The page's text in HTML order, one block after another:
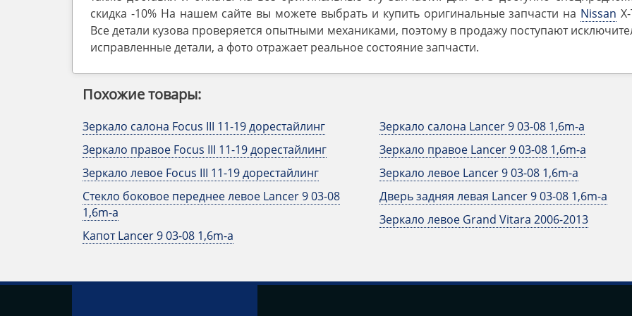
скидка -10% На нашем сайте вы можете выбрать и купить оригинальные запчасти на Nissan
Все детали кузова проверяется опытными механиками, поэтому в продажу поступают
исправленные детали, а фото отражает реальное состояние запчасти.
Похожие товары:
Зеркало салона Focus III 11-19 дорестайлинг
Зеркало правое Focus III 11-19 дорестайлинг
Зеркало левое Focus III 11-19 дорестайлинг
Стекло боковое переднее левое Lancer 9 03-08
1,6m-a
Капот Lancer 9 03-08 1,6m-a
Зеркало салона Lancer 9 03-08 1,6m-a
Зеркало правое Lancer 9 03-08 1,6m-a
Зеркало левое Lancer 9 03-08 1,6m-a
Дверь задняя левая Lancer 9 03-08 1,6m-a
Зеркало левое Grand Vitara 2006-2013